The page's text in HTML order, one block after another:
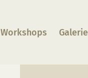
Workshops Galerie